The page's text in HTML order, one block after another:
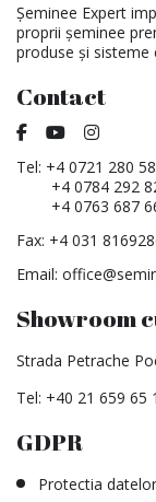
Șeminee Expert
proprii șeminee
produse și sisteme
Contact
Tel: +4 0721 280
+4 0784 292
+4 0763 687
Fax: +4 031
Email:
Showroom
Strada Petrache
Tel: +40 21 659 65
GDPR
Protectia datelor